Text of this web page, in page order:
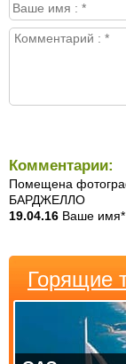
Комментарии:
Помещена
БАРДЖЕЛЛО
19.04.16 Ваше имя*
Горящие